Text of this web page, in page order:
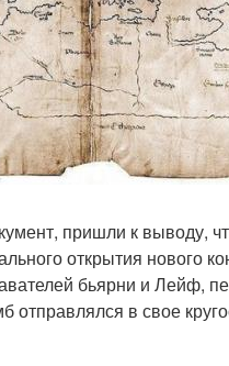
пришли к выводу,
открытия нового
бьярни и Лейф,
в свое